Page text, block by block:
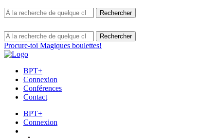
Procure-toi Magiques boulettes!
BPT+
Connexion
Conférences
Contact
BPT+
Connexion